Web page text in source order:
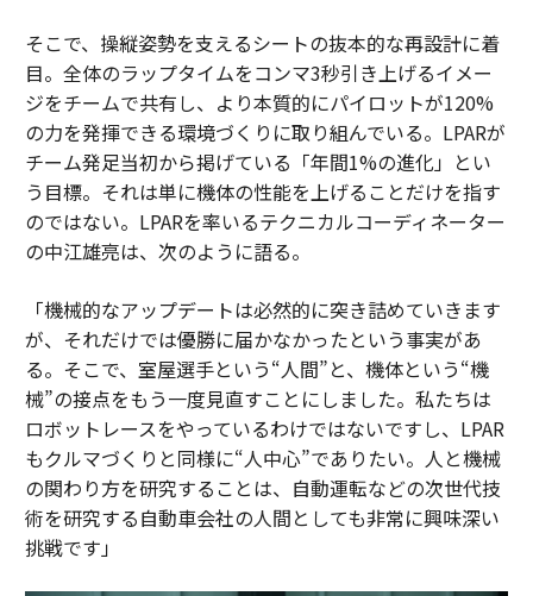
そこで、操縦姿勢を支えるシートの抜本的な再設計に着
目。全体のラップタイムをコンマ3秒引き上げるイメー
ジをチームで共有し、より本質的にパイロットが120%
の力を発揮できる環境づくりに取り組んでいる。LPARが
チーム発足当初から掲げている「年間1%の進化」とい
う目標。それは単に機体の性能を上げることだけを指す
のではない。LPARを率いるテクニカルコーディネーター
の中江雄亮は、次のように語る。
「機械的なアップデートは必然的に突き詰めていきます
が、それだけでは優勝に届かなかったという事実があ
る。そこで、室屋選手という“人間”と、機体という“機
械”の接点をもう一度見直すことにしました。私たちは
ロボットレースをやっているわけではないですし、LPAR
もクルマづくりと同様に“人中心”でありたい。人と機械
の関わり方を研究することは、自動運転などの次世代技
術を研究する自動車会社の人間としても非常に興味深い
挑戦です」